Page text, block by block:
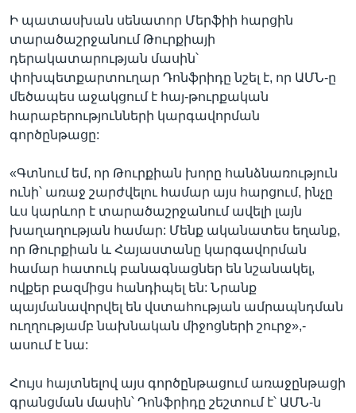
Ի պատասխան սենատոր Մերֆիի հարցին
տարածաշրջանում Թուրքիայի
դերակատարության մասին՝
փոխպետքարտուղար Դոնֆրիդը նշել է, որ ԱՄՆ-ը
մեծապես աջակցում է հայ-թուրքական
հարաբերությունների կարգավորման
գործընթացը:
«Գտնում եմ, որ Թուրքիան խորը հանձնառություն
ունի՝ առաջ շարժվելու համար այս հարցում, ինչը
ևս կարևոր է տարածաշրջանում ավելի լայն
խաղաղության համար: Մենք ականատես եղանք,
որ Թուրքիան և Հայաստանը կարգավորման
համար հատուկ բանագնացներ են նշանակել,
ովքեր բազմիցս հանդիպել են: Նրանք
պայմանավորվել են վստահության ամրապնդման
ուղղությամբ նախնական միջոցների շուրջ»,-
ասում է նա:
Հույս հայտնելով այս գործընթացում առաջընթացի
գրանցման մասին՝ Դոնֆրիդը շեշտում է՝ ԱՄՆ-ն